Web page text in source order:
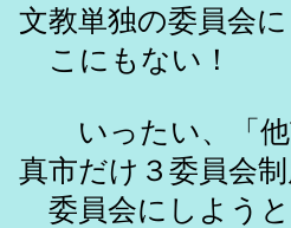
文教単独の委員会
こにもない！
いったい、「他
真市だけ３委員会
委員会にしよう